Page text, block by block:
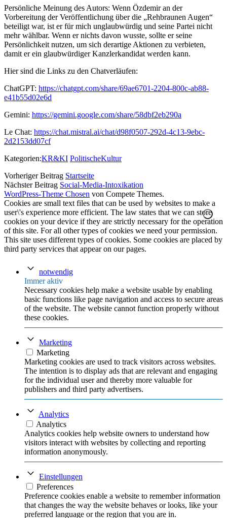
Persönliche Meinung des Autors: Wenn Özdemir an der
Vorbereitung der Veröffentlichung über die „Rehbraunen Augen“
beteiligt war, ist er für mich unglaubwürdig und seine Partei nicht
mehr wählbar. Wenn er nichts davon wusste, sollte er seine
Persönlichkeit nutzen, um sich derartige Aktionen zu verbieten,
damit er ein glaubwürdiger Kanzlerkandidat werden kann.
Hier sind die Links zu den Chatverläufen:
ChatGPT: https://chatgpt.com/share/69ae6701-2204-800c-ab88-
e41b55d02e6d
Gemini: https://gemini.google.com/share/58dbf2eb290a
Le Chat: https://chat.mistral.ai/chat/d98f0507-292d-4c13-9ebc-
2d2153dd07cf
Kategorien:KR&KI PolitischeKultur
Vorheriger Beitrag Startseite
Nächster Beitrag Social-Media-Intoxikation
WordPress-Theme Chosen von Compete Themes.
Cookies are small text files that can be used by websites to make a
user\'s experience more efficient. The law states that we can store
cookies on your device if they are strictly necessary for the operation
of this site. For all other types of cookies we need your permission.
This site uses different types of cookies. Some cookies are placed by
third party services that appear on our pages.
notwendig
Immer aktiv
Necessary cookies help make a website usable by enabling
basic functions like page navigation and access to secure areas
of the website. The website cannot function properly without
these cookies.
Marketing
Marketing
Marketing cookies are used to track visitors across websites.
The intention is to display ads that are relevant and engaging
for the individual user and thereby more valuable for
publishers and third party advertisers.
Analytics
Analytics
Analytics cookies help website owners to understand how
visitors interact with websites by collecting and reporting
information anonymously.
Einstellungen
Preferences
Preference cookies enable a website to remember information
that changes the way the website behaves or looks, like your
preferred language or the region that you are in.